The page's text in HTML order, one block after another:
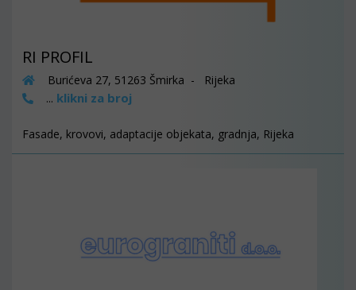
RI PROFIL
Burićeva 27, 51263 Šmirka - Rijeka
... klikni za broj
Fasade, krovovi, adaptacije objekata, gradnja, Rijeka